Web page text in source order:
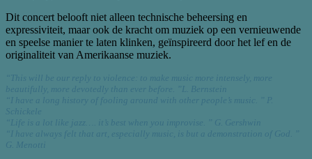
Dit concert belooft niet alleen technische beheersing en
expressiviteit, maar ook de kracht om muziek op een vernieuwende
en speelse manier te laten klinken, geïnspireerd door het lef en de
originaliteit van Amerikaanse muziek.
“This will be our reply to violence: to make music more intensely, more
beautifully, more devotedly than ever before. ”L. Bernstein
“I have a long history of fooling around with other people’s music. ” P.
Schickele
“Life is a lot like jazz…. it’s best when you improvise. ” G. Gershwin
“I have always felt that art, especially music, is but a demonstration of God. ”
G. Menotti